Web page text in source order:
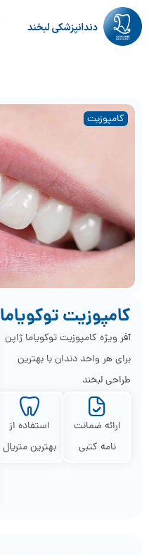
کامپوزیت
کامپوزیت توکویاما
آفر ویژه کامپوزیت توکویاما ژاپن
برای هر واحد دندان با بهترین
طراحی لبخند
ارائه ضمانت
نامه کتبی
استفاده از
بهترین متریال